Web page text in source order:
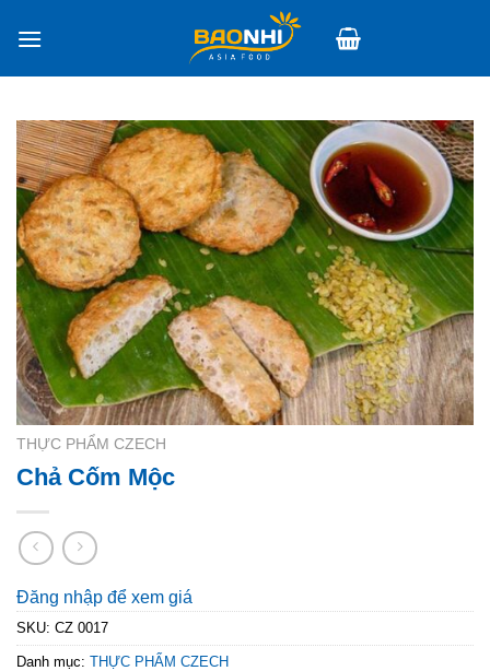
THỰC PHẨM CZECH
Chả Cốm Mộc
Đăng nhập để xem giá
SKU: CZ 0017
Danh mục: THỰC PHẨM CZECH